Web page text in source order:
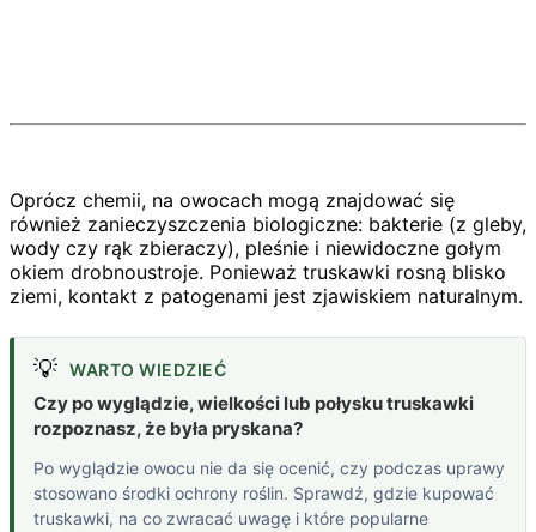
Oprócz chemii, na owocach mogą znajdować się
również zanieczyszczenia biologiczne: bakterie (z gleby,
wody czy rąk zbieraczy), pleśnie i niewidoczne gołym
okiem drobnoustroje. Ponieważ truskawki rosną blisko
ziemi, kontakt z patogenami jest zjawiskiem naturalnym.
💡 WARTO WIEDZIEĆ
Czy po wyglądzie, wielkości lub połysku truskawki
rozpoznasz, że była pryskana?
Po wyglądzie owocu nie da się ocenić, czy podczas uprawy
stosowano środki ochrony roślin. Sprawdź, gdzie kupować
truskawki, na co zwracać uwagę i które popularne